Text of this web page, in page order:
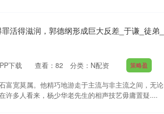
活得滋润，郭德纲形成巨大反差_于谦_徒弟_
下载 查看： 82 分类： N配资 策略盈
富宽莫属。他精巧地游走于主流与非主流之间，无论
许多人看来，杨少华老先生的相声技艺毋庸置疑....